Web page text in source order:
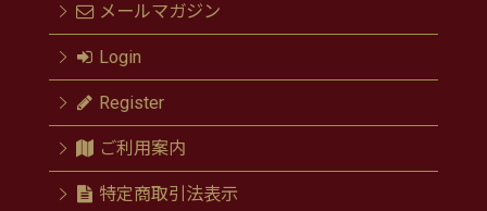
メールマガジン
Login
Register
ご利用案内
特定商取引法表示